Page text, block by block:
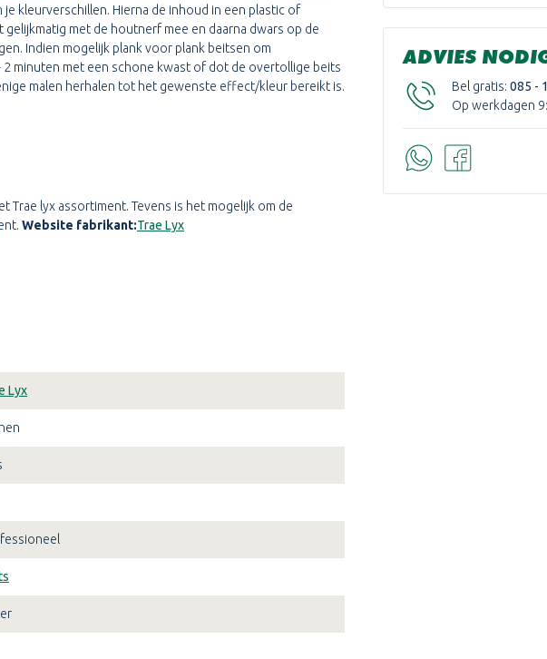
kleurverschillen. Hierna de inhoud in een plastic of
met de houtnerf mee en daarna dwars op de
Indien mogelijk plank voor plank beitsen om
minuten met een schone kwast of dot de overtollige beits
malen herhalen tot het gewenste effect/kleur bereikt is.
Trae lyx assortiment. Tevens is het mogelijk om de
Website fabrikant:Trae Lyx
Lyx
ADVIES
Bel gratis: 085 -
Op werkdagen